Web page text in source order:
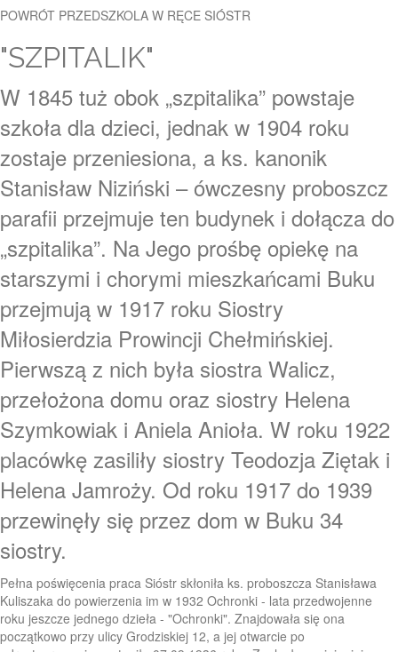
POWRÓT PRZEDSZKOLA W RĘCE SIÓSTR
"SZPITALIK"
W 1845 tuż obok „szpitalika” powstaje
szkoła dla dzieci, jednak w 1904 roku
zostaje przeniesiona, a ks. kanonik
Stanisław Niziński – ówczesny proboszcz
parafii przejmuje ten budynek i dołącza do
„szpitalika”. Na Jego prośbę opiekę na
starszymi i chorymi mieszkańcami Buku
przejmują w 1917 roku Siostry
Miłosierdzia Prowincji Chełmińskiej.
Pierwszą z nich była siostra Walicz,
przełożona domu oraz siostry Helena
Szymkowiak i Aniela Anioła. W roku 1922
placówkę zasiliły siostry Teodozja Ziętak i
Helena Jamroży. Od roku 1917 do 1939
przewinęły się przez dom w Buku 34
siostry.
Pełna poświęcenia praca Sióstr skłoniła ks. proboszcza Stanisława
Kuliszaka do powierzenia im w 1932 Ochronki - lata przedwojenne
roku jeszcze jednego dzieła - "Ochronki". Znajdowała się ona
początkowo przy ulicy Grodziskiej 12, a jej otwarcie po